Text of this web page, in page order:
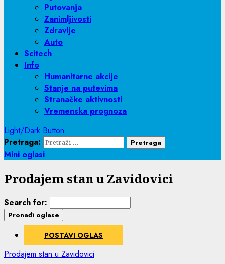
Putovanja
Zanimljivosti
Zdravlje
Auto
Scitech
Info
Humanitarne akcije
Stanje na putevima
Stranačke aktivnosti
Vremenska prognoza
Light/Dark Button
Pretraga:
Mini oglasi
Prodajem stan u Zavidovici
Search for:
POSTAVI OGLAS
Prodajem stan u Zavidovici